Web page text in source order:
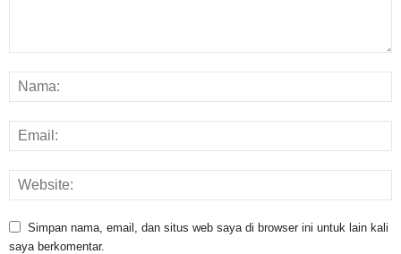
Simpan nama, email, dan situs web saya di browser ini untuk lain kali
saya berkomentar.